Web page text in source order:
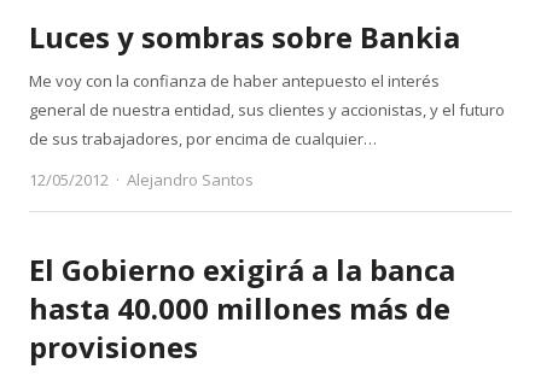
Luces y sombras sobre Bankia
Me voy con la confianza de haber antepuesto el interés
general de nuestra entidad, sus clientes y accionistas, y el futuro
de sus trabajadores, por encima de cualquier…
12/05/2012
Author
Alejandro Santos
El Gobierno exigirá a la banca
hasta 40.000 millones más de
provisiones